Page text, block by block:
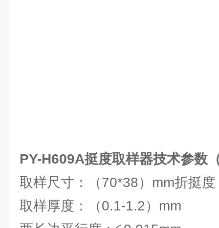
PY-H609A挺度取样器技术参数
取样尺寸：（70*38）mm折挺度
取样厚度：（0.1-1.2）mm